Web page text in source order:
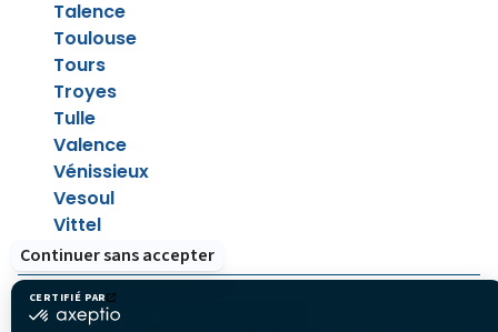
CERTIFIÉ PAR
certifié
Continuer sans accepter
Talence
Toulouse
Tours
Troyes
Tulle
Valence
Vénissieux
Vesoul
Vittel
TOUS LES ÉTABLISSEMENTS